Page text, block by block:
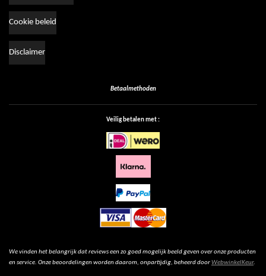
Cookie beleid
Disclaimer
Betaalmethoden
Veilig betalen met :
We vinden het belangrijk dat reviews een zo goed mogelijk beeld geven over onze producten
en service. Onze beoordelingen worden daarom, onpartijdig, beheerd doorWebwinkelKeur.